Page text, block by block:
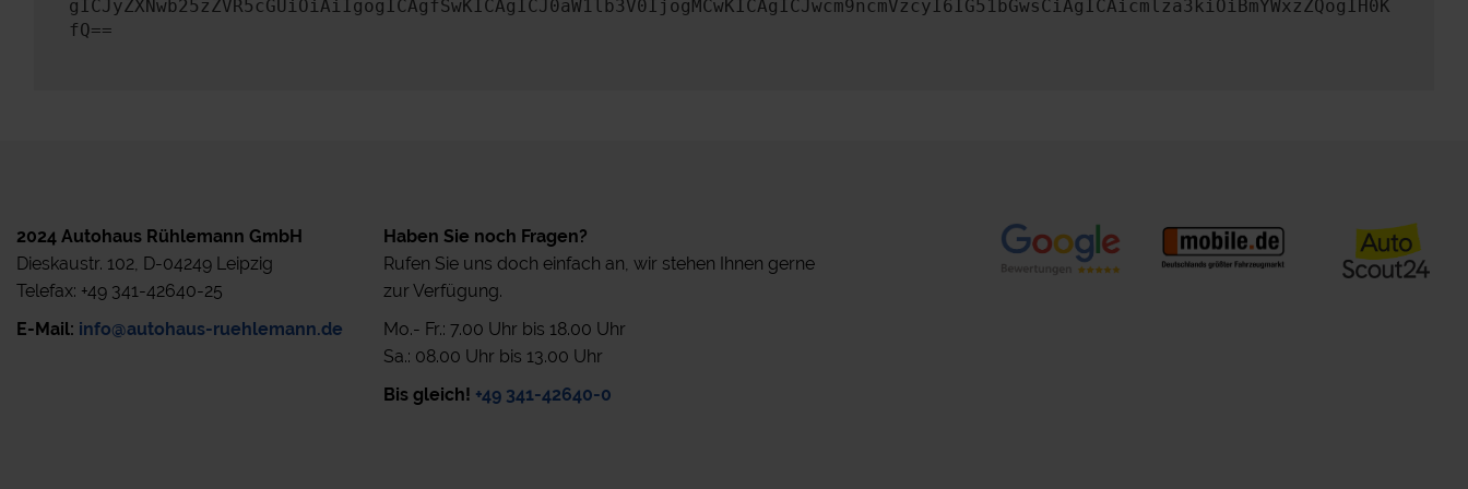
gICJyZXNwb25zZVR5cGUiOiAiIgogICAgfSwKICAgICJ0aW1lb3V0IjogMCwKICAgICJwcm9ncmVzcyI6IG51bGwsCiAgICAicmlza3kiOiBmYWxzZQogIH0K
fQ==
2024 Autohaus Rühlemann GmbH
Dieskaustr. 102, D-04249 Leipzig
Telefax: +49 341-42640-25
E-Mail: info@autohaus-ruehlemann.de
Haben Sie noch Fragen?
Rufen Sie uns doch einfach an, wir stehen Ihnen gerne
zur Verfügung.
Mo.- Fr.: 7.00 Uhr bis 18.00 Uhr
Sa.: 08.00 Uhr bis 13.00 Uhr
Bis gleich! +49 341-42640-0